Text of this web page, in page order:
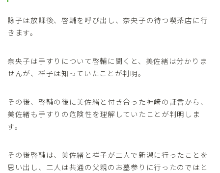
詠子は放課後、啓輔を呼び出し、奈央子の待つ喫茶店に行
きます。
奈央子は手すりについて啓輔に聞くと、美佐緒は分かりま
せんが、祥子は知っていたことが判明。
その後、啓輔の後に美佐緒と付き合った神崎の証言から、
美佐緒も手すりの危険性を理解していたことが判明しま
す。
その後啓輔は、美佐緒と祥子が二人で新潟に行ったことを
思い出し、二人は共通の父親のお墓参りに行ったのではと